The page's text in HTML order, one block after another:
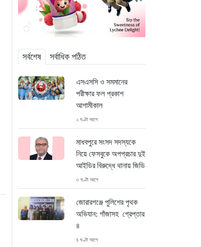
সর্বশেষ সর্বাধিক পঠিত
এসএসসি ও সমমানের
পরীক্ষার ফল প্রকাশ
আগামীকাল
২ ঘণ্টা আগে
মাধবপুরে সংসদ সদস্যকে
নিয়ে ফেসবুকে অপপ্রচার দুই
আইডির বিরুদ্ধে থানায় জিডি
৩ ঘণ্টা আগে
জোরারগঞ্জে পুলিশের পৃথক
অভিযান: গাঁজাসহ গ্রেপ্তার
৪
৪ ঘণ্টা আগে